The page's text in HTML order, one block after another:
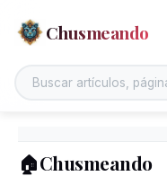
Chusmeando
🏠Chusmeando